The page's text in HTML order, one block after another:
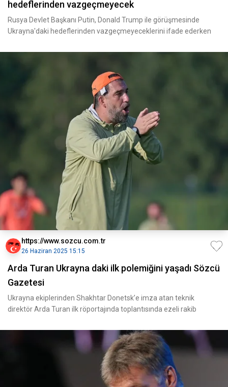
hedeflerinden vazgeçmeyecek
Rusya Devlet Başkanı Putin, Donald Trump ile görüşmesinde
Ukrayna'daki hedeflerinden vazgeçmeyeceklerini ifade ederken
https://www.sozcu.com.tr
26 Haziran 2025 15:15
Arda Turan Ukrayna daki ilk polemiğini yaşadı Sözcü
Gazetesi
Ukrayna ekiplerinden Shakhtar Donetsk’e imza atan teknik
direktör Arda Turan ilk röportajında toplantısında ezeli rakib